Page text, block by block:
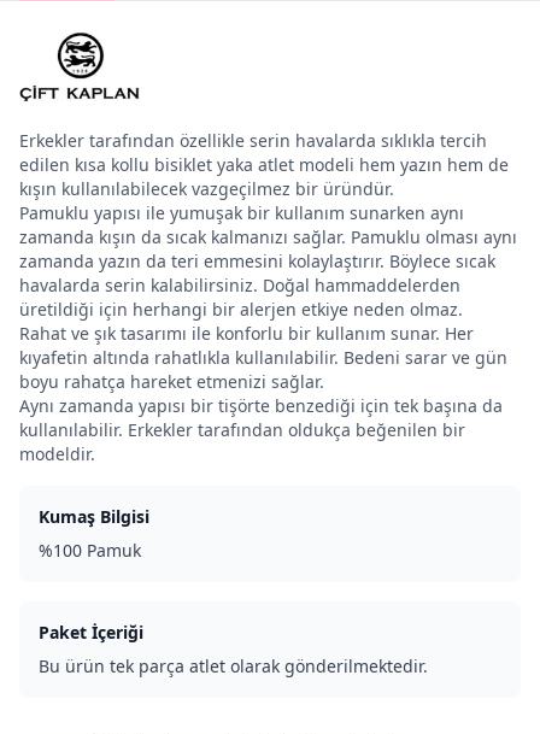
Erkekler tarafından özellikle serin havalarda sıklıkla tercih
edilen kısa kollu bisiklet yaka atlet modeli hem yazın hem de
kışın kullanılabilecek vazgeçilmez bir üründür.
Pamuklu yapısı ile yumuşak bir kullanım sunarken aynı
zamanda kışın da sıcak kalmanızı sağlar. Pamuklu olması aynı
zamanda yazın da teri emmesini kolaylaştırır. Böylece sıcak
havalarda serin kalabilirsiniz. Doğal hammaddelerden
üretildiği için herhangi bir alerjen etkiye neden olmaz.
Rahat ve şık tasarımı ile konforlu bir kullanım sunar. Her
kıyafetin altında rahatlıkla kullanılabilir. Bedeni sarar ve gün
boyu rahatça hareket etmenizi sağlar.
Aynı zamanda yapısı bir tişörte benzediği için tek başına da
kullanılabilir. Erkekler tarafından oldukça beğenilen bir
modeldir.
Kumaş Bilgisi
%100 Pamuk
Paket İçeriği
Bu ürün tek parça atlet olarak gönderilmektedir.